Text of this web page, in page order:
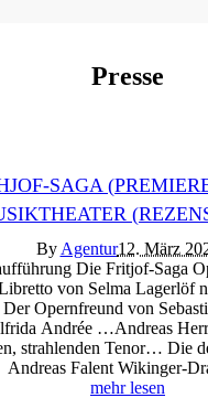
Presse
SAGA
By Agentur12. März
Die Fritjof-Saga
von Selma Lagerlöf
Opernfreund von
Andrée …Andreas
strahlenden Tenor… Die
Andreas Falent Wikinger-
mehr lesen